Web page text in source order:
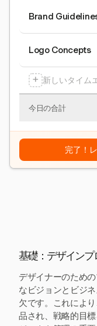
Brand
Logo Concepts
+ 新しいタイム
今日の合計
完了！
基礎：デザインプ
デザイナーのため
なビジョンとビジ
欠です。これによ
品され、戦略的目